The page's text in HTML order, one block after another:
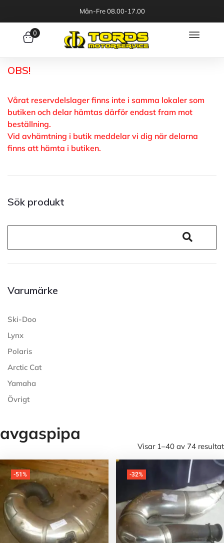
Mån-Fre 08.00-17.00
0
OBS!
Vårat reservdelslager finns inte i samma lokaler som
butiken och delar hämtas därför endast fram mot
beställning.
Vid avhämtning i butik meddelar vi dig när delarna
finns att hämta i butiken.
Sök produkt
Varumärke
Ski-Doo
Lynx
Polaris
Arctic Cat
Yamaha
Övrigt
avgaspipa
Visar 1–40 av 74 resultat
-51% -32%